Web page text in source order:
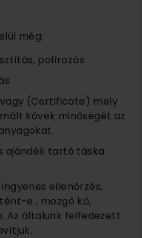
még:
polírozás
(Certificate) mely
kövek minőségét az
ajándék tartó táska
ellenőrzés,
e , mozgó kő,
Az általunk felfedezett